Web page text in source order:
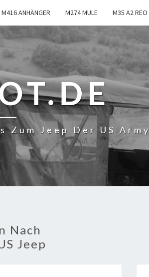
M416 ANHÄNGER M274 MULE M35 A2 REO
Jeep Der US Army
Nach
Jeep